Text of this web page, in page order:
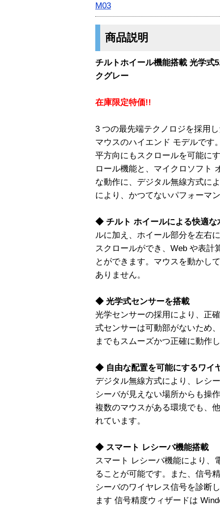
M03
商品説明
チルトホイール機能搭載 光学式
クグレー
在庫限定特価!!
3 つの最先端テクノロジを採用
マウスのハイエンド モデルです
平方向にもスクロールを可能に
ロール機能と、マイクロソフト
な動作に、デジタル無線方式に
により、かつてないパフォーマ
◆ チルト ホイールによる快適な
ルに加え、ホイール部分を左右
スクロールができ、Web や表計
とができます。マウスを動かし
ありません。
◆ 光学式センサーを搭載
光学センサーの採用により、正
式センサーは可動部がないため
までもスムーズかつ正確に動作
◆ 自由な配置を可能にするワイ
デジタル無線方式により、レシ
シーバが見えない場所からも操
複数のマウスがある環境でも、
れています。
◆ スマート レシーバ機能搭載
スマート レシーバ機能により、
ることが可能です。また、信号
シーバのワイヤレス信号を診断
ます 信号精度ウィザードは